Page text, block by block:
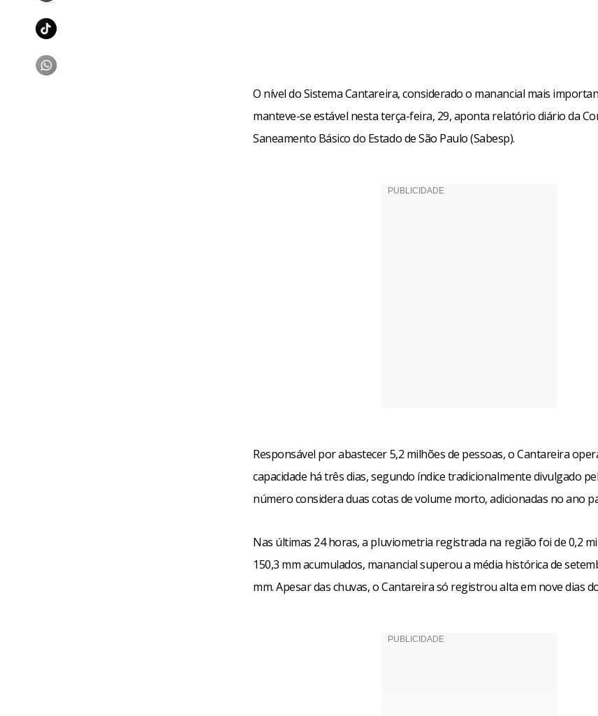
O nível do Sistema Cantareira, considerado o manancial mais
manteve-se estável nesta terça-feira, 29, aponta relatório diário da
Saneamento Básico do Estado de São Paulo (Sabesp).
Responsável por abastecer 5,2 milhões de pessoas, o Cantareira
capacidade há três dias, segundo índice tradicionalmente divulgado
número considera duas cotas de volume morto, adicionadas no ano
Nas últimas 24 horas, a pluviometria registrada na região foi de 0,2
150,3 mm acumulados, manancial superou a média histórica de
mm. Apesar das chuvas, o Cantareira só registrou alta em nove dias